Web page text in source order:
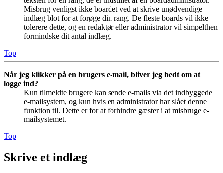
Misbrug venligst ikke boardet ved at skrive unødvendige
indlæg blot for at forøge din rang. De fleste boards vil ikke
tolerere dette, og en redaktør eller administrator vil simpelthen
formindske dit antal indlæg.
Top
Når jeg klikker på en brugers e-mail, bliver jeg bedt om at
logge ind?
Kun tilmeldte brugere kan sende e-mails via det indbyggede
e-mailsystem, og kun hvis en administrator har slået denne
funktion til. Dette er for at forhindre gæster i at misbruge e-
mailsystemet.
Top
Skrive et indlæg